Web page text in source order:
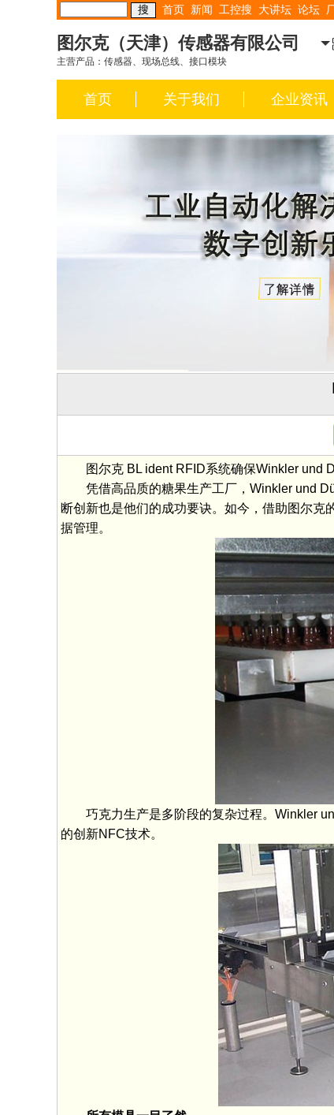
首页 新闻 工控搜 大讲坛 论坛
图尔克（天津）传感器有限公司
主营产品：传感器、现场总线、接口模块
首页 关于我们 企业资讯
图尔克 BL ident RFID系统确保Winkler und
凭借高品质的糖果生产工厂，Winkler und
断创新也是他们的成功要诀。如今，借助图尔
据管理。
巧克力生产是多阶段的复杂过程。Winkler
的创新NFC技术。